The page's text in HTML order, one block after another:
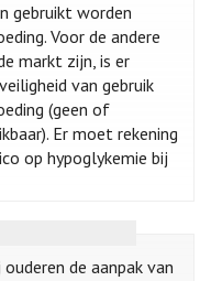
gebruikt worden
Voor de andere
markt zijn, is er
van gebruik
(geen of
Er moet rekening
op hypoglykemie bij
de aanpak van